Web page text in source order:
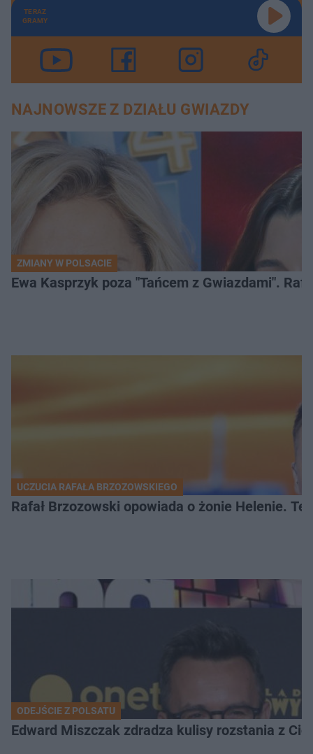
TERAZ
GRAMY
NAJNOWSZE Z DZIAŁU GWIAZDY
ZMIANY W POLSACIE
Ewa Kasprzyk poza "Tańcem z Gwiazdami".
UCZUCIA RAFAŁA BRZOZOWSKIEGO
Rafał Brzozowski opowiada o żonie Helenie. Te
ODEJŚCIE Z POLSATU
Edward Miszczak zdradza kulisy rozstania z